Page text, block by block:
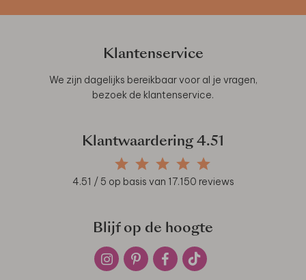
Klantenservice
We zijn dagelijks bereikbaar voor al je vragen,
bezoek de klantenservice.
Klantwaardering 4.51
4.51 / 5 op basis van 17.150 reviews
Blijf op de hoogte